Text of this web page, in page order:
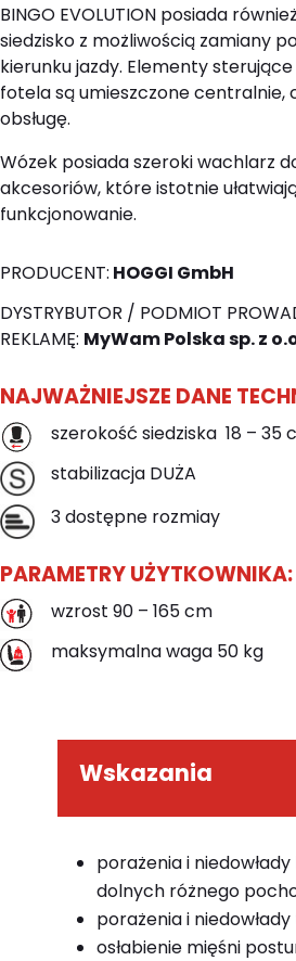
BINGO EVOLUTION posiada
siedzisko z możliwością zamiany
kierunku jazdy. Elementy
fotela są umieszczone centralnie,
obsługę.
Wózek posiada szeroki wachlarz
akcesoriów, które istotnie
funkcjonowanie.
PRODUCENT: HOGGI GmbH
DYSTRYBUTOR / PODMIOT
REKLAMĘ: MyWam Polska sp. z
NAJWAŻNIEJSZE DANE
szerokość siedziska 18 – 35
stabilizacja DUŻA
3 dostępne rozmiay
PARAMETRY UŻYTKOWNIKA:
wzrost 90 – 165 cm
maksymalna waga 50 kg
Wskazania
porażenia i
dolnych różnego
porażenia i niedowłady
osłabienie mięśni